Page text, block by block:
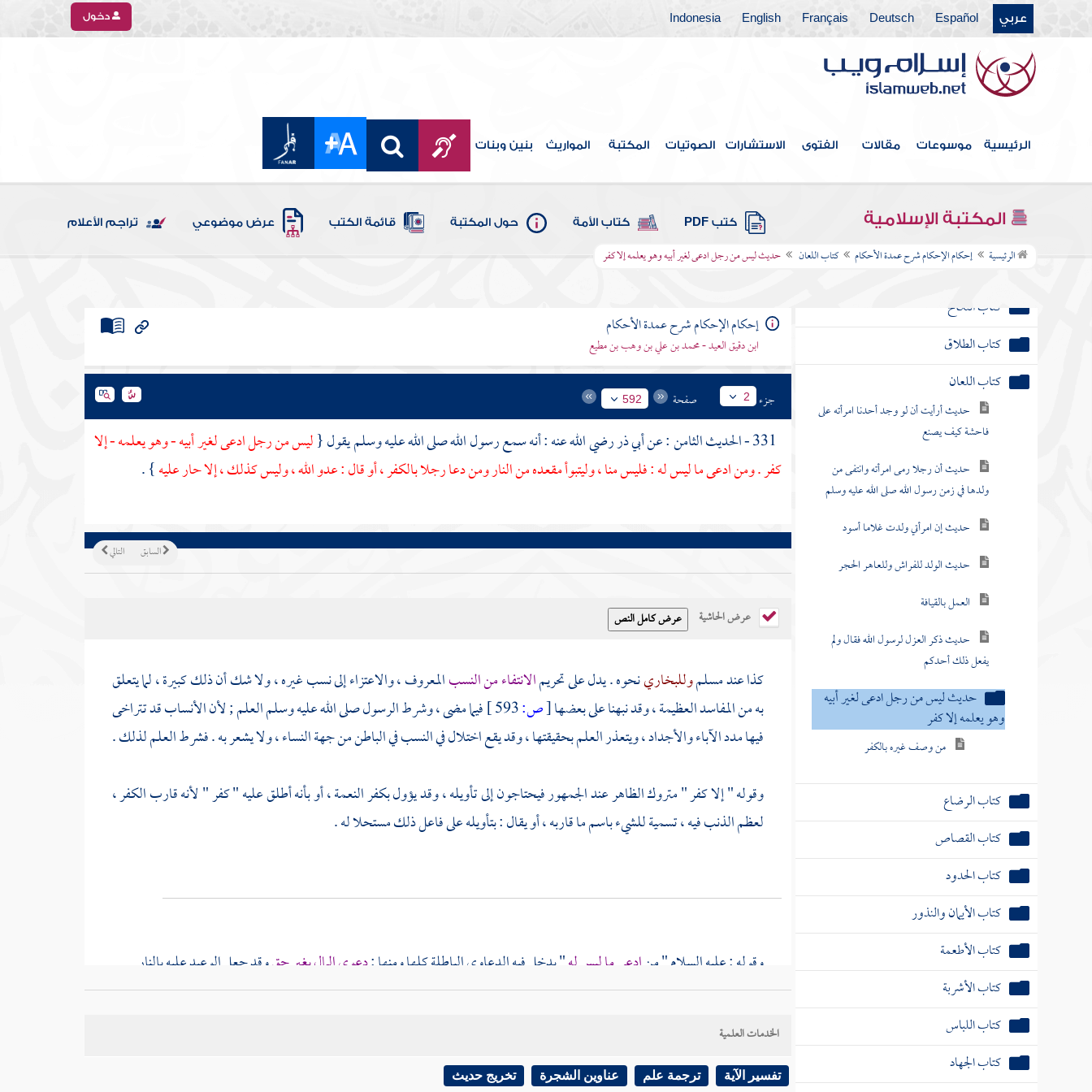
عربي Español
Deutsch
Français
English
Indonesia دخول
الرئيسية موسوعات مقالات الفتوى الاستشارات الصوتيات المكتبة المواريث بنين وبنات
المكتبة الإسلامية كتب PDF كتاب الأمة حول المكتبة قائمة الكتب عرض موضوعي تراجم الأعلام
الرئيسية إحكام الإحكام شرح عمدة الأحكام كتاب اللعان حديث ليس من رجل ادعى لغير أبيه وهو يعلمه إلا كفر
كتاب الطهارة
كتاب الصلاة
كتاب الزكاة
كتاب الحج
كتاب البيوع
كتاب النكاح
كتاب الطلاق
كتاب اللعان
حديث أرأيت أن لو وجد أحدنا امرأته على
فاحشة كيف يصنع
حديث أن رجلا رمى امرأته وانتفى من
ولدها في زمن رسول الله صلى الله عليه وسلم
حديث إن امرأتي ولدت غلاما أسود
حديث الولد للفراش وللعاهر الحجر
العمل بالقيافة
حديث ذكر العزل لرسول الله فقال ولم
يفعل ذلك أحدكم
حديث ليس من رجل ادعى لغير أبيه
وهو يعلمه إلا كفر
من وصف غيره بالكفر
كتاب الرضاع
كتاب القصاص
كتاب الحدود
كتاب الأيمان والنذور
كتاب الأطعمة
كتاب الأشربة
كتاب اللباس
كتاب الجهاد
إحكام الإحكام شرح عمدة الأحكام
ابن دقيق العيد - محمد بن علي بن وهب بن مطيع
جزء 2 صفحة 592
أبي ذررضي الله عنه : أنه سمع رسول الله صلى الله عليه وسلم يقول {ليس من رجل ادعى لغير أبيه - وهو يعلمه - إلا
كفر . ومن ادعى ما ليس له : فليس منا ، وليتبوأ مقعده من النار ومن دعا رجلا بالكفر ، أو قال : عدو الله ، وليس كذلك ، إلا حار عليه} .
التالي السابق
عرض الحاشية
كذا عندمسلموللبخارينحوه . يدل على تحريمالانتفاء من النسبالمعروف ، والاعتزاء إلى نسب غيره ، ولا شك أن ذلك كبيرة ، لما يتعلق
به من المفاسد العظيمة ، وقد نبهنا على بعضها[ص:
فيما مضى ، وشرط الرسول صلى الله عليه وسلم العلم ; لأن الأنساب قد تتراخى
فيها مدد الآباء والأجداد ، ويتعذر العلم بحقيقتها ، وقد يقع اختلال في النسب في الباطن من جهة النساء ، ولا يشعر به . فشرط العلم لذلك .
وقوله " إلا كفر " متروك الظاهر عند الجمهور فيحتاجون إلى تأويله ، وقد يؤول بكفر النعمة ، أو بأنه أطلق عليه " كفر " لأنه قارب الكفر ،
لعظم الذنب فيه ، تسمية للشيء باسم ما قاربه ، أو يقال : بتأويله على فاعل ذلك مستحلا له .
وقوله : عليه السلام " من ادعى ما ليس له" يدخل فيه الدعاوى الباطلة كلها ومنها :دعوى المال بغير حقوقد جعل الوعيد عليه بالنار
; لأنه لما قال " فليتبوأ مقعده من النار " اقتضى ذلك تعيين دخوله النار ; لأن التخيير في الأوصاف فقط يشعر بثبوت الأصل .
وأقول : إن هذا الحديث يدخل تحته ما ذكره بعض الفقهاء في الدعاوى ، من نصب مسخر يدعي في بعض الصور ، حفظا لرسم الدعوى
الخدمات العلمية
تفسير الآية ترجمة علم عناوين الشجرة تخريج حديث